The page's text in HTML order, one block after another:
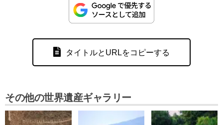
タイトルとURLをコピーする
その他の世界遺産ギャラリー